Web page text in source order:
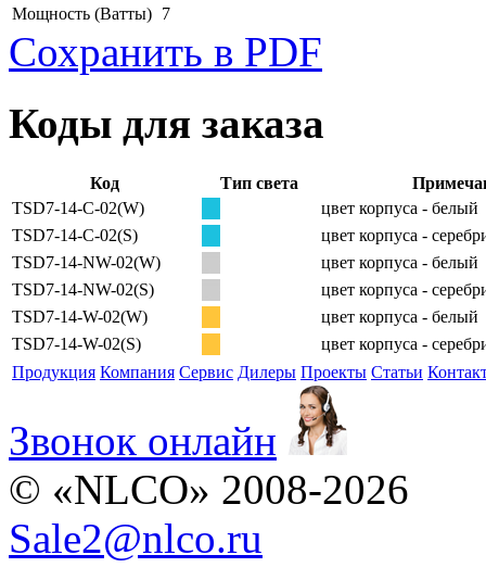
Мощность (Ватты) 7
Сохранить в PDF
Коды для заказа
Код Тип света
TSD7-14-C-02(W)
цвет корпуса - белый
TSD7-14-C-02(S)
цвет корпуса -
TSD7-14-NW-02(W)
цвет корпуса - белый
TSD7-14-NW-02(S)
цвет корпуса -
TSD7-14-W-02(W)
цвет корпуса - белый
TSD7-14-W-02(S)
цвет корпуса -
Продукция Компания Сервис Дилеры Проекты Статьи
Звонок онлайн
© «NLCO» 2008-2026
Sale2@nlco.ru